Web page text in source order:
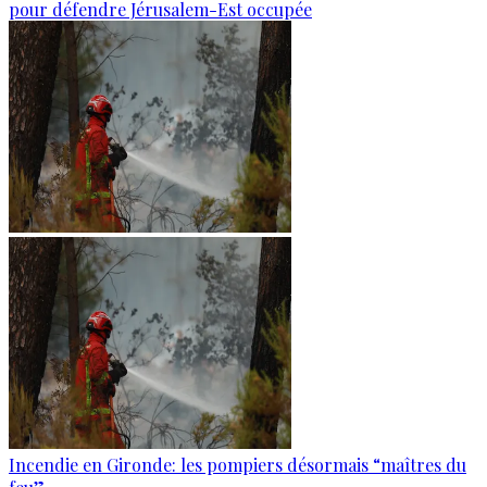
pour défendre Jérusalem-Est occupée
Incendie en Gironde: les pompiers désormais “maîtres du